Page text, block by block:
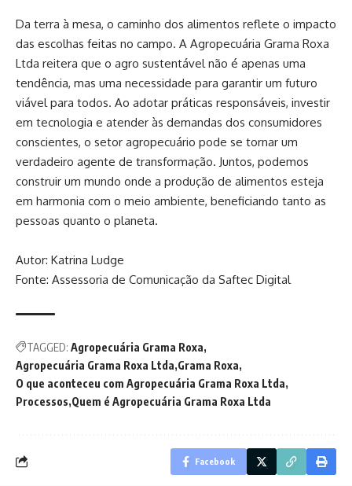
Da terra à mesa, o caminho dos alimentos reflete o impacto
das escolhas feitas no campo. A Agropecuária Grama Roxa
Ltda reitera que o agro sustentável não é apenas uma
tendência, mas uma necessidade para garantir um futuro
viável para todos. Ao adotar práticas responsáveis, investir
em tecnologia e atender às demandas dos consumidores
conscientes, o setor agropecuário pode se tornar um
verdadeiro agente de transformação. Juntos, podemos
construir um mundo onde a produção de alimentos esteja
em harmonia com o meio ambiente, beneficiando tanto as
pessoas quanto o planeta.
Autor: Katrina Ludge
Fonte: Assessoria de Comunicação da Saftec Digital
TAGGED: Agropecuária Grama Roxa
Agropecuária Grama Roxa Ltda Grama Roxa
O que aconteceu com Agropecuária Grama Roxa Ltda
Processos Quem é Agropecuária Grama Roxa Ltda
Facebook